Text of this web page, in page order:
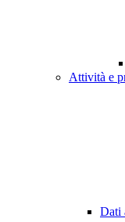
Attività e
Dati